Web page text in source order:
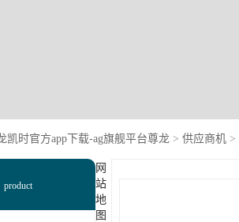
凯时官方app下载-ag旗舰平台尊龙 > 供应商机 >
product
网
站
地
图